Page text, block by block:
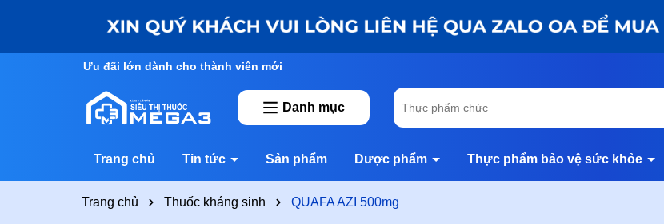
Ưu đãi lớn dành cho thành viên mới
Danh mục
Trang chủ Tin tức Sản phẩm Dược phẩm Thực phẩm bảo vệ sức khỏe
Trang chủ Thuốc kháng sinh QUAFA AZI 500mg